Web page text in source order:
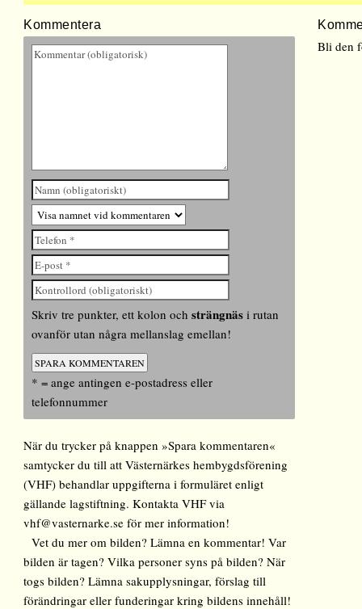
Kommentera
Skriv tre punkter, ett kolon ochsträngnäs i rutan
ovanför utan några mellanslag emellan!
* = ange antingen e-postadress eller
telefonnummer
När du trycker på knappen »Spara kommentaren«
samtycker du till att Västernärkes hembygdsförening
(VHF) behandlar uppgifterna i formuläret enligt
gällande lagstiftning. Kontakta VHF via
vhf@vasternarke.se för mer information!
Vet du mer om bilden? Lämna en kommentar! Var
bilden är tagen? Vilka personer syns på bilden? När
togs bilden? Lämna sakupplysningar, förslag till
förändringar eller funderingar kring bildens innehåll!
Bli den